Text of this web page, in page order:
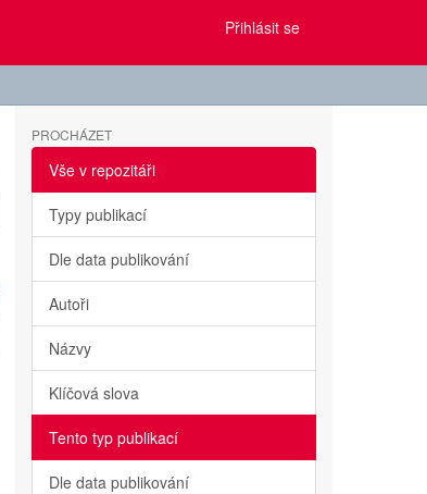
Přihlásit se
PROCHÁZET
Vše v repozitáři
Typy publikací
Dle data publikování
Autoři
Názvy
Klíčová slova
Tento typ publikací
Dle data publikování